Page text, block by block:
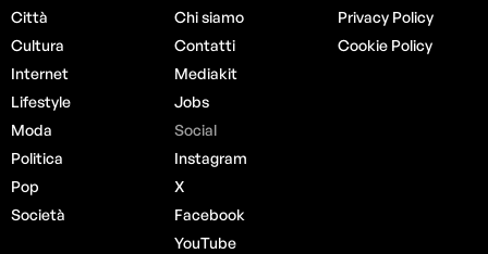
Città
Cultura
Internet
Lifestyle
Moda
Politica
Pop
Società
Chi siamo
Contatti
Mediakit
Jobs
Social
Instagram
X
Facebook
YouTube
Privacy Policy
Cookie Policy